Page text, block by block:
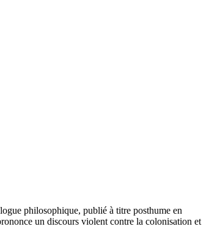
philosophique, publié à titre posthume en
un discours violent contre la colonisation et